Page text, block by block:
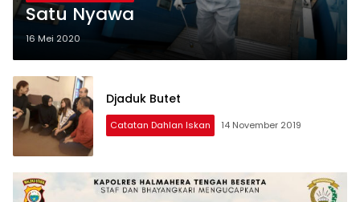
Satu Nyawa
16 Mei 2020
Djaduk Butet
Catatan Dahlan Iskan 14 November 2019